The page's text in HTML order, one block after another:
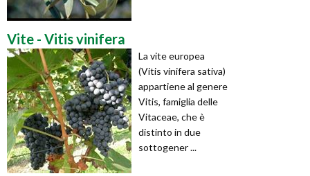
Vite - Vitis vinifera
La vite europea
(Vitis vinifera sativa)
appartiene al genere
Vitis, famiglia delle
Vitaceae, che è
distinto in due
sottogener ...